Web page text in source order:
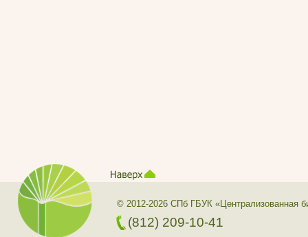
© 2012-2026 СПб ГБУК «Централизованная
(812) 209-10-41